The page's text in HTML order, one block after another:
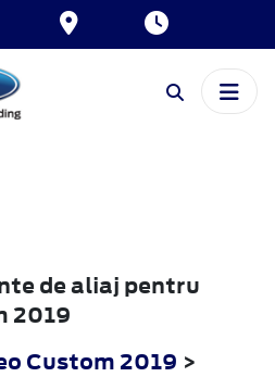
de aliaj pentru
2019
Custom 2019 >